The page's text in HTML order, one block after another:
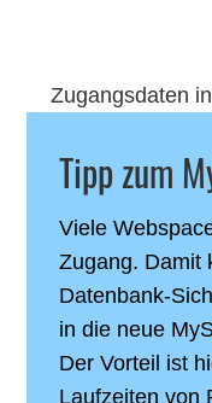
Zugangsdaten
Tipp zum
Viele
Zugang. Damit
Datenbank-
in die neue
Der Vorteil ist
Laufzeiten von